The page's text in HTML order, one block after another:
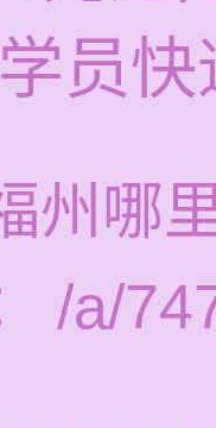
员
州哪
/a/